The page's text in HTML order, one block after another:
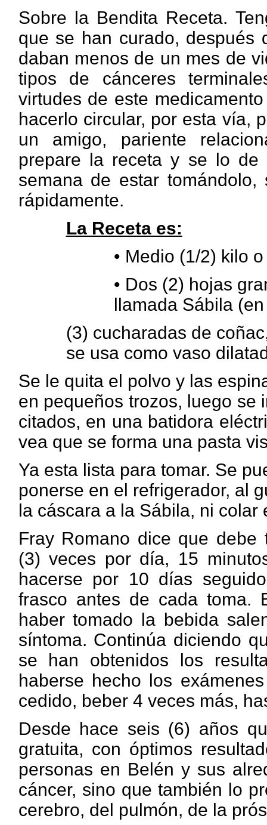
Sobre la Bendita Receta.
que se han curado,
daban menos de un mes de
tipos de cánceres
virtudes de este
hacerlo circular, por esta vía,
un amigo, pariente
prepare la receta y se lo
semana de estar
rápidamente.
La Receta es:
• Medio (1/2) kilo
• Dos (2) hojas
llamada Sábila
(3) cucharadas de
se usa como vaso
Se le quita el polvo y las
en pequeños trozos, luego se
citados, en una batidora
vea que se forma una pasta
Ya esta lista para tomar. Se
ponerse en el refrigerador, al
la cáscara a la Sábila, ni colar
Fray Romano dice que debe
(3) veces por día, 15
hacerse por 10 días
frasco antes de cada toma.
haber tomado la bebida
síntoma. Continúa diciendo
se han obtenidos los
haberse hecho los
cedido, beber 4 veces más,
Desde hace seis (6) años
gratuita, con óptimos
personas en Belén y sus
cáncer, sino que también lo
cerebro, del pulmón, de la